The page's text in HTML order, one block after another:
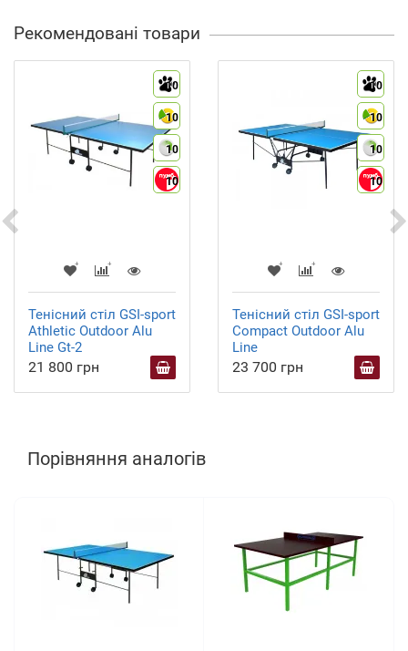
Рекомендовані товари
10
10
10
10
Тенісний стіл GSI-sport
Athletic Outdoor Alu
Line Gt-2
21 800 грн
10
10
10
10
Тенісний стіл GSI-sport
Compact Outdoor Alu
Line
23 700 грн
Порівняння аналогів